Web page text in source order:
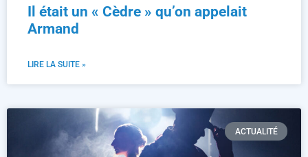
Il était un « Cèdre » qu’on appelait
Armand
LIRE LA SUITE »
ACTUALITÉ